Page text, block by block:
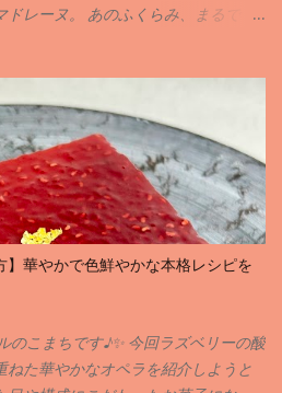
レーヌ。 あのふくらみ、まるで
した生地を熱々のオーブンに入れる
中が押し上げられるようにふくら
が… そう、まあるい“ヘソ”なんです♪
ヘソがあると、「ふっくら焼けた」
なります♪ でも、なめらかな表面
も美味しく仕上がるので、 好みでOK
？ 焼き方のちがい♪ ヘソを出した
！ ヘソを出したくないときは… ・生
後がオススメです♪) ・170℃前後で
】華やかで色鮮やかな本格レシピを
のこまちです♪✨ 今回ラズベリーの酸
た華やかなオペラを紹介しようと